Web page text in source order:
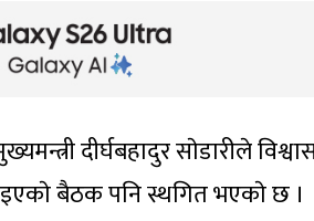
दीर्घबहादुर साेडारीले
बैठक पनि स्थगित भएकाे छ ।